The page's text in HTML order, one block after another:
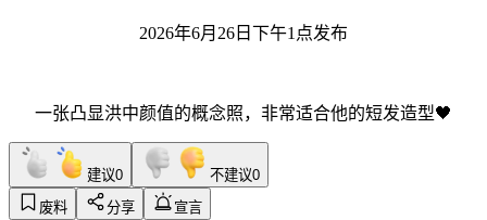
2026年6月26日下午1点发布
一张凸显洪中颜值的概念照，非常适合他的短发造型🖤
建议0 不建议0
废料
分享
宣言